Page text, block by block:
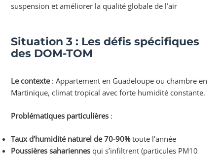
suspension et améliorer la qualité globale de l’air
Situation 3 : Les défis spécifiques
des DOM-TOM
Le contexte: Appartement en Guadeloupe ou chambre en
Martinique, climat tropical avec forte humidité constante.
Problématiques particulières :
Taux d’humidité naturel de 70-90%toute l’année
Poussières sahariennes qui s’infiltrent (particules PM10